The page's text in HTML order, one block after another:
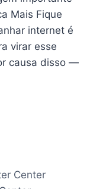
Mais Fique
internet é
virar esse
causa disso —
Center